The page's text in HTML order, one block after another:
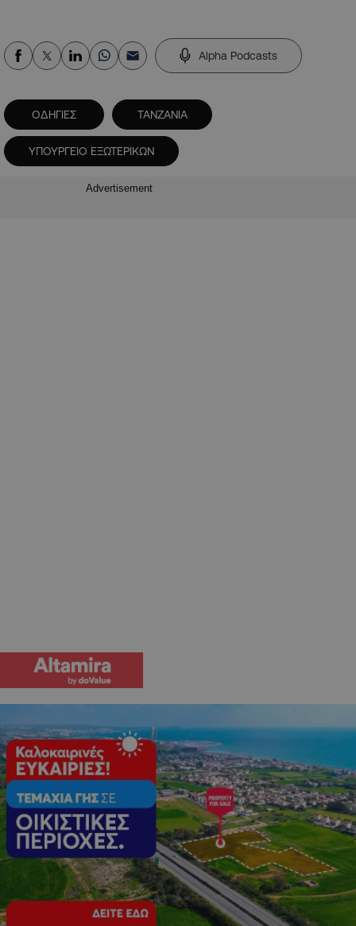
Alpha Podcasts
ΟΔΗΓΙΕΣ ΤΑΝΖΑΝΙΑ
ΥΠΟΥΡΓΕΙΟ ΕΞΩΤΕΡΙΚΩΝ
Advertisement